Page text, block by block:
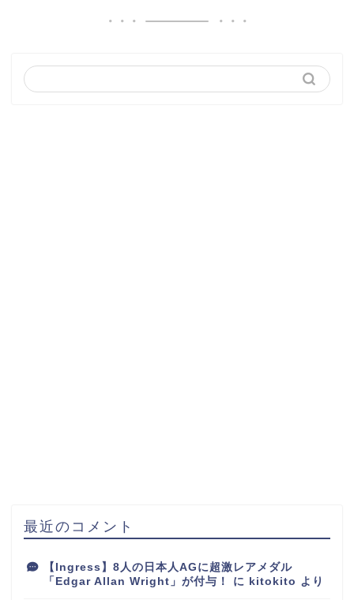
最近のコメント
【Ingress】8人の日本人AGに超激レアメダル
「Edgar Allan Wright」が付与！
に kitokito より